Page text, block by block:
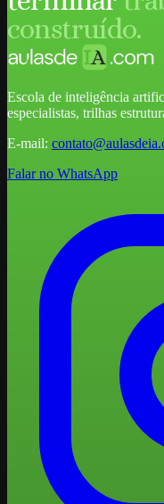
construído.
Escola de inteligência
especialistas, trilhas
E-mail:
Falar no WhatsApp